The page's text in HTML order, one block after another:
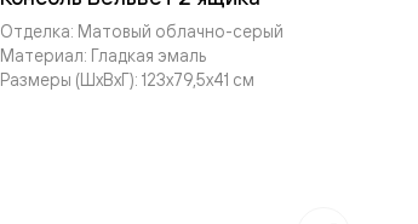
Отделка: Матовый облачно-серый
Материал: Гладкая эмаль
Размеры (ШxВxГ): 123x79,5x41 см